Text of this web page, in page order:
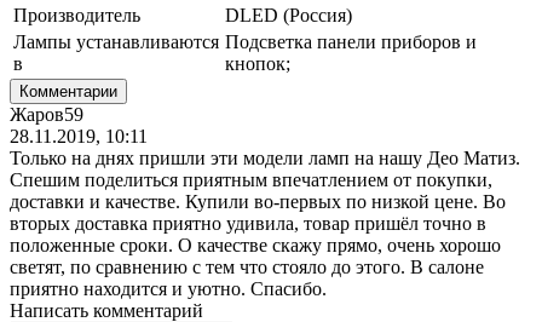
Производитель
DLED (Россия)
Лампы устанавливаются
в
Подсветка панели приборов и
кнопок;
Комментарии
Жаров59
28.11.2019, 10:11
Только на днях пришли эти модели ламп на нашу Део Матиз.
Спешим поделиться приятным впечатлением от покупки,
доставки и качестве. Купили во-первых по низкой цене. Во
вторых доставка приятно удивила, товар пришёл точно в
положенные сроки. О качестве скажу прямо, очень хорошо
светят, по сравнению с тем что стояло до этого. В салоне
приятно находится и уютно. Спасибо.
Написать комментарий